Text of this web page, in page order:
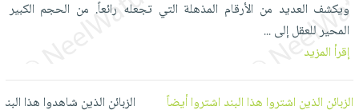
بالأسنان
الحمية
أدوات
المائدة
الأوعية
والتخزين
أدوات
مبيعاً
العودة
اكسسوارات
شحن
مجاني
بنود
مختارة
اشتراكات
ويكشف العديد من الأرقام المذهلة التي تجعله رائعاً. من الحجم الكبير
المحير للعقل إلى...
إقرأ المزيد
الزبائن الذين اشتروا هذا البند اشتروا أيضاً الزبائن الذين شاهدوا هذا